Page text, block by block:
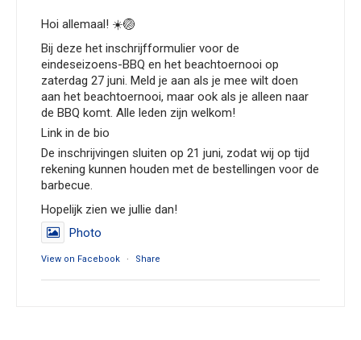
Hoi allemaal! ☀️🏐
Bij deze het inschrijfformulier voor de
eindeseizoens-BBQ en het beachtoernooi op
zaterdag 27 juni. Meld je aan als je mee wilt doen
aan het beachtoernooi, maar ook als je alleen naar
de BBQ komt. Alle leden zijn welkom!
Link in de bio
De inschrijvingen sluiten op 21 juni, zodat wij op tijd
rekening kunnen houden met de bestellingen voor de
barbecue.
Hopelijk zien we jullie dan!
Photo
View on Facebook · Share